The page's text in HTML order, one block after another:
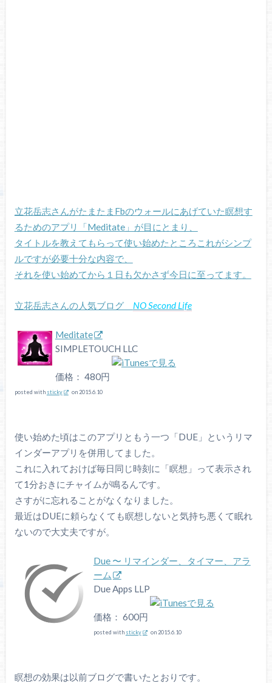
立花岳志さんがたまたまFbのウォールにあげていた瞑想す
るためのアプリ「Meditate」が目にとまり、
タイトルを教えてもらって使い始めたところこれがシンプ
ルですが必要十分な内容で、
それを使い始めてから１日も欠かさず今日に至ってます。
立花岳志さんの人気ブログ NO Second Life
Meditate
SIMPLETOUCH LLC
価格： 480円
posted with sticky on 2015.6.10
使い始めた頃はこのアプリともう一つ「DUE」というリマ
インダーアプリを併用してました。
これに入れておけば毎日同じ時刻に「瞑想」って表示され
て1分おきにチャイムが鳴るんです。
さすがに忘れることがなくなりました。
最近はDUEに頼らなくても瞑想しないと気持ち悪くて眠れ
ないので大丈夫ですが。
Due 〜 リマインダー、タイマー、アラ
ーム
Due Apps LLP
価格： 600円
posted with sticky on 2015.6.10
瞑想の効果は以前ブログで書いたとおりです。